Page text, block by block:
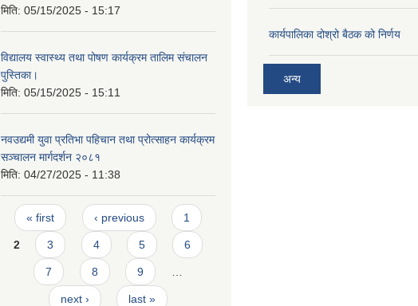
मिति: 05/15/2025 - 15:17
विद्यालय स्वास्थ्य तथा पोषण कार्यक्रम तालिम संचालन
पुस्तिका।
मिति: 05/15/2025 - 15:11
नवउद्यमी युवा प्रतिभा पहिचान तथा प्रोत्साहन कार्यक्रम
सञ्चालन मार्गदर्शन २०८१
मिति: 04/27/2025 - 11:38
Pages
« first ‹ previous 1
2 3 4 5 6
7 8 9
next › last »
कार्यपालिका दोश्रो बैठक को निर्णय
अन्य